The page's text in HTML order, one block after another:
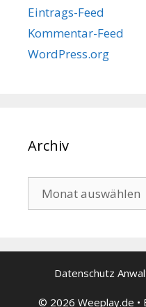
Eintrags-Feed
Kommentar-Feed
WordPress.org
Archiv
Datenschutz
© 2026 Weeplay.de •